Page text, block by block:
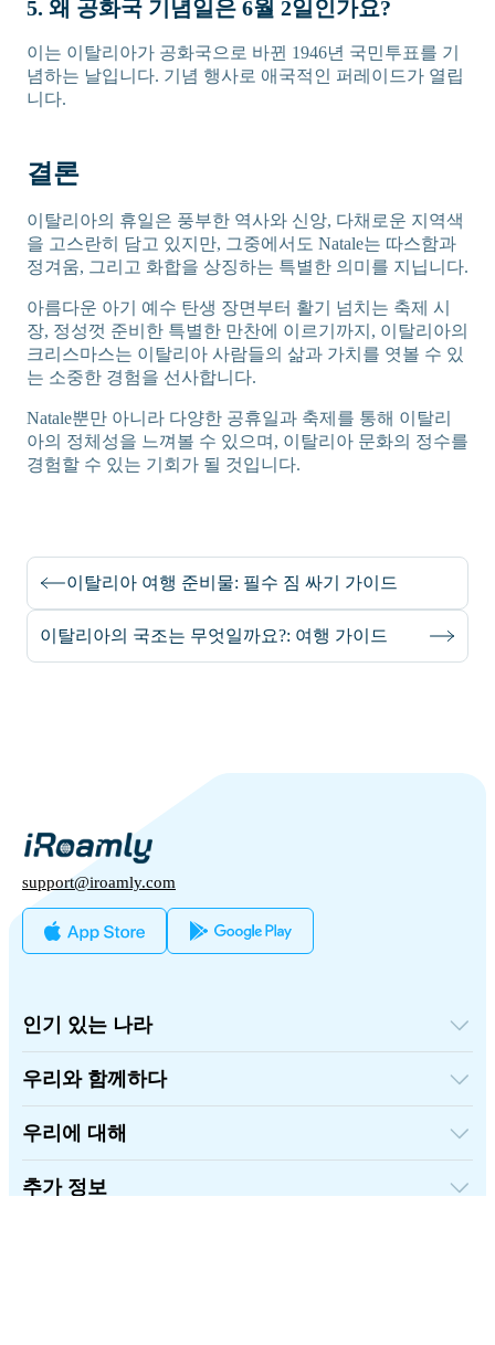
5. 왜 공화국 기념일은 6월 2일인가요?
이는 이탈리아가 공화국으로 바뀐 1946년 국민투표를 기
념하는 날입니다. 기념 행사로 애국적인 퍼레이드가 열립
니다.
결론
이탈리아의 휴일은 풍부한 역사와 신앙, 다채로운 지역색
을 고스란히 담고 있지만, 그중에서도 Natale는 따스함과
정겨움, 그리고 화합을 상징하는 특별한 의미를 지닙니다.
아름다운 아기 예수 탄생 장면부터 활기 넘치는 축제 시
장, 정성껏 준비한 특별한 만찬에 이르기까지, 이탈리아의
크리스마스는 이탈리아 사람들의 삶과 가치를 엿볼 수 있
는 소중한 경험을 선사합니다.
Natale뿐만 아니라 다양한 공휴일과 축제를 통해 이탈리
아의 정체성을 느껴볼 수 있으며, 이탈리아 문화의 정수를
경험할 수 있는 기회가 될 것입니다.
이탈리아 여행 준비물: 필수 짐 싸기 가이드
이탈리아의 국조는 무엇일까요?: 여행 가이드
support@iroamly.com
인기 있는 나라
미국
영국
터키
프랑스
태국
일본
인도
우리와 함께하다
도매 플랫폼
추천하고 벌다
제휴 프로그램
API 문서
우리에 대해
iRoamly에 대하여
연락처
추가 정보